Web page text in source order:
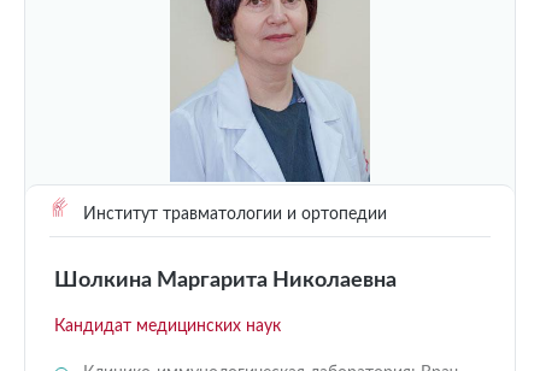
Институт травматологии и ортопедии
Шолкина Маргарита Николаевна
Кандидат медицинских наук